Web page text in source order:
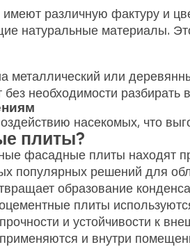
различную фактуру и
натуральные материалы.
металлический или
необходимости разбирать
насекомых, что
плиты?
фасадные плиты находят
решений для
образование
плиты
и устойчивости к
и внутри